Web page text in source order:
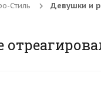
Стиль Девушки и